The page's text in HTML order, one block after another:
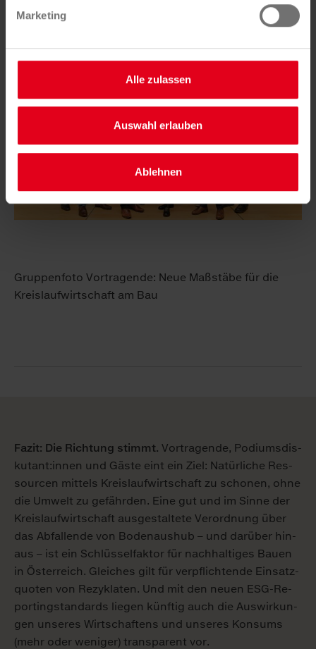
Marketing
Alle zulassen
Auswahl erlauben
Ablehnen
Gruppenfoto Vortragende: Neue Maßstäbe für die
Kreislaufwirtschaft am Bau
Fa­zit: Die Rich­tung stimmt. Vor­tra­gen­de, Po­di­ums­dis­
ku­tant:in­nen und Gäs­te eint ein Ziel: Na­tür­li­che Res­
sour­cen mit­tels Kreis­lauf­wirt­schaft zu scho­nen, oh­ne
die Um­welt zu ge­fähr­den. Ei­ne gut und im Sin­ne der
Kreis­lauf­wirt­schaft aus­ge­stal­te­te Ver­ord­nung über
das Ab­fal­len­de von Bo­den­aus­hub – und dar­über hin­
aus – ist ein Schlüs­sel­fak­tor für nach­hal­ti­ges Bau­en
in Ös­ter­reich. Glei­ches gilt für ver­pflich­ten­de Ein­satz­
quo­ten von Re­zy­kla­ten. Und mit den neu­en ESG-Re­
porting­stan­dards lie­gen künf­tig auch die Aus­wir­kun­
gen un­se­res Wirt­schaf­tens und un­se­res Kon­sums
(mehr oder we­ni­ger) trans­pa­rent vor.